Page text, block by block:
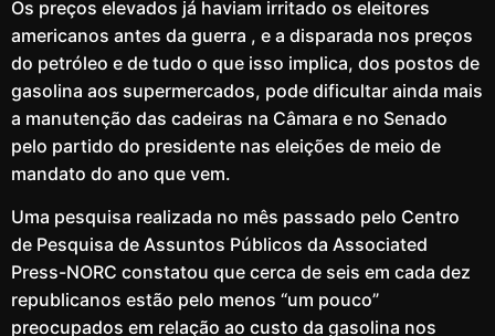
Os preços elevados já haviam irritado os eleitores
americanos antes da guerra , e a disparada nos preços
do petróleo e de tudo o que isso implica, dos postos de
gasolina aos supermercados, pode dificultar ainda mais
a manutenção das cadeiras na Câmara e no Senado
pelo partido do presidente nas eleições de meio de
mandato do ano que vem.
Uma pesquisa realizada no mês passado pelo Centro
de Pesquisa de Assuntos Públicos da Associated
Press-NORC constatou que cerca de seis em cada dez
republicanos estão pelo menos “um pouco”
preocupados em relação ao custo da gasolina nos